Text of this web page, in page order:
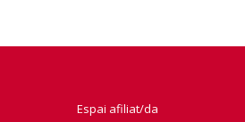
Espai afiliat/da